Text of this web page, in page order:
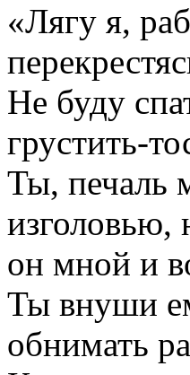
«Лягу я,
Не буду
грустить-
Ты, печаль
изголовью,
он мной и
Ты внуши
обнимать